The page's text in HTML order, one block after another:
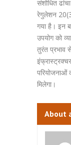
संशोधित
रेगुलेशन
गया है। इन
उपयोग को
तुरंत प्रभाव
परियोजनाओं
मिलेगा।
About